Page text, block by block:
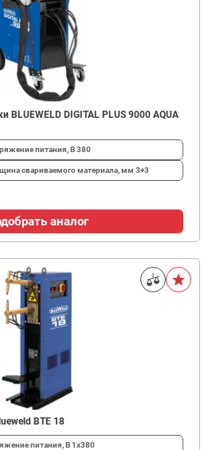
BLUEWELD DIGITAL PLUS 9000 AQUA
питания, В380
свариваемого материала, мм 3+3
аналог
BTE 18
питания, В1х380